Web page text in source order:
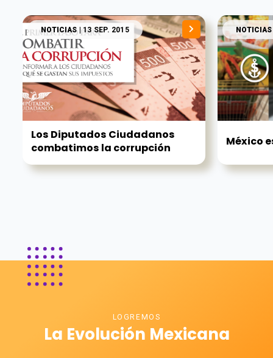
NOTICIAS| 13 SEP. 2015
Los Diputados Ciudadanos
combatimos la corrupción
NOTICIAS
México
LOGREMOS
La Evolución Mexicana